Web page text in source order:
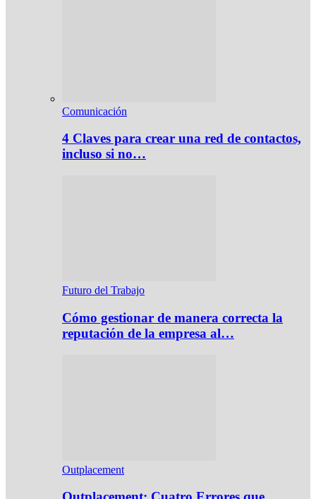
Comunicación
4 Claves para crear una red de contactos,
incluso si no…
Futuro del Trabajo
Cómo gestionar de manera correcta la
reputación de la empresa al…
Outplacement